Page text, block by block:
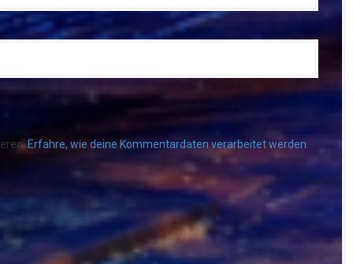
Erfahre, wie deine Kommentardaten verarbeitet werden.